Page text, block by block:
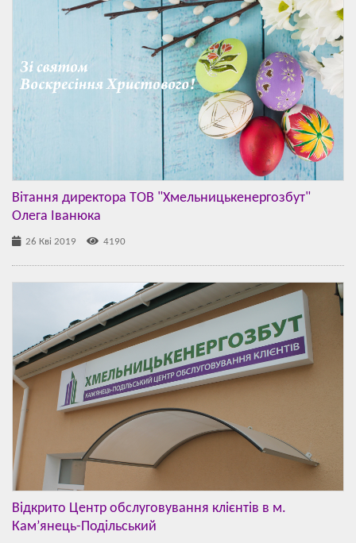
Вітання директора ТОВ "Хмельницькенергозбут"
Олега Іванюка
26 Кві 2019 4190
Відкрито Центр обслуговування клієнтів в м.
Кам’янець-Подільський